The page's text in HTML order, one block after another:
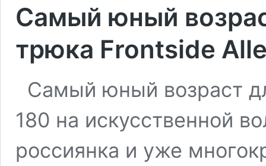
Самый юный
трюка Frontside
Самый юный возраст
180 на искусственной
россиянка и уже